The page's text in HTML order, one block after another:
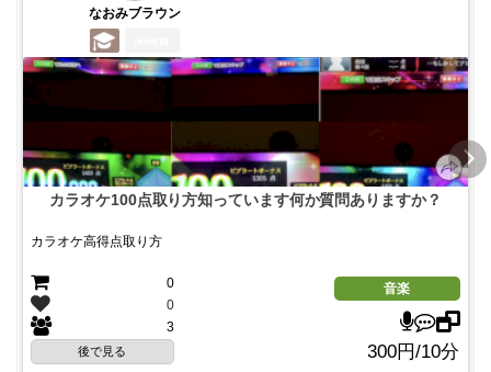
なおみブラウン
カラオケ100点取り方知っています何か質問ありますか？
カラオケ高得点取り方
0
0
3
音楽
後で見る 300円/10分